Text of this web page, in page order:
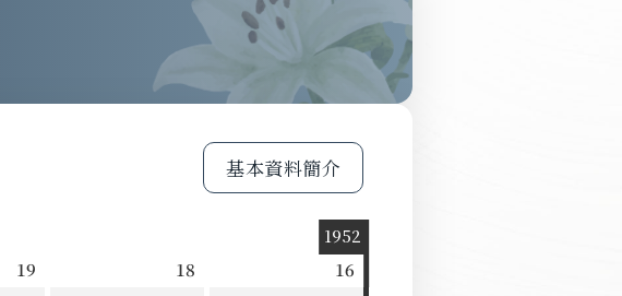
基本資料簡介
1952
16
18
19